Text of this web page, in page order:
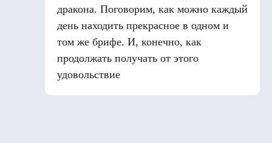
дракона. Поговорим, как можно каждый
день находить прекрасное в одном и
том же брифе. И, конечно, как
продолжать получать от этого
удовольствие